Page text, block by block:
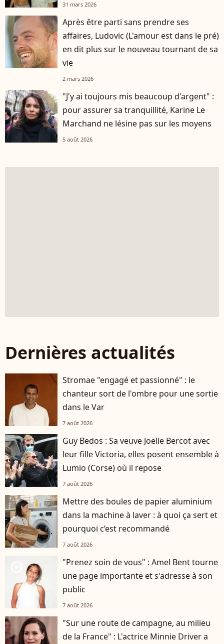
31 mars 2026
Après être parti sans prendre ses
affaires, Ludovic (L'amour est dans le pré)
en dit plus sur le nouveau tournant de sa
vie
2 mars 2026
"J'y ai toujours mis beaucoup d'argent" :
pour assurer sa tranquillité, Karine Le
Marchand ne lésine pas sur les moyens
5 août 2026
Dernières actualités
Stromae "engagé et passionné" : le
chanteur sort de l'ombre pour une sortie
dans le Var
7 août 2026
Guy Bedos : Sa veuve Joëlle Bercot avec
leur fille Victoria, elles posent ensemble à
Lumio (Corse) où il repose
7 août 2026
Mettre des boules de papier aluminium
dans la machine à laver : à quoi ça sert et
pourquoi c’est recommandé
7 août 2026
"Prenez soin de vous" : Amel Bent tourne
une page importante et s'adresse à son
public
7 août 2026
"Sur une route de campagne, au milieu
de la France" : L'actrice Minnie Driver a